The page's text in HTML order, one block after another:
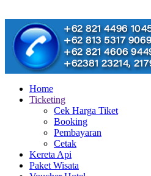
Home
Ticketing
Cek Harga Tiket
Booking
Pembayaran
Cetak
Kereta Api
Paket Wisata